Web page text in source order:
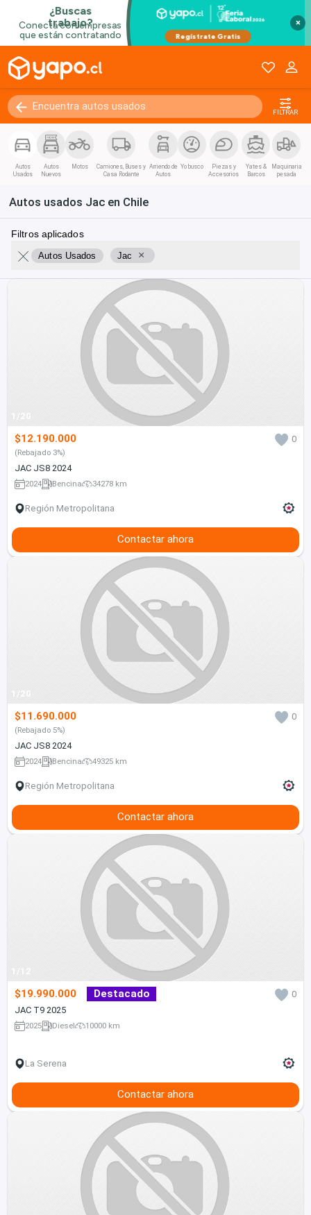
×
FILTRAR
Autos
Usados
Autos
Nuevos
Motos
Camiones, Buses y
Casa Rodante
Arriendo de
Autos
Yo busco
Piezas y
Accesorios
Yates &
Barcos
Maquinaria
pesada
Autos usados Jac en Chile
Filtros aplicados
Autos Usados Jac ×
1/20
$12.190.000 0
(Rebajado 3%)
JAC JS8 2024
2024 Bencina 34278 km
Región Metropolitana
Contactar ahora
1/20
$11.690.000 0
(Rebajado 5%)
JAC JS8 2024
2024 Bencina 49325 km
Región Metropolitana
Contactar ahora
1/12
$19.990.000 Destacado
0
JAC T9 2025
2025 Diesel 10000 km
La Serena
Contactar ahora